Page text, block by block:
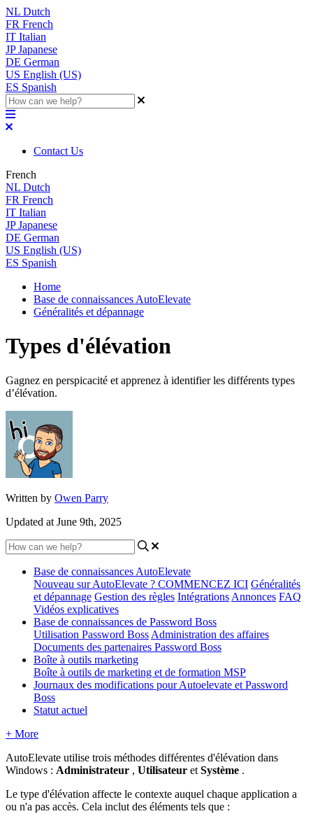
NL Dutch
FR French
IT Italian
JP Japanese
DE German
US English (US)
ES Spanish
Contact Us
French
NL Dutch
FR French
IT Italian
JP Japanese
DE German
US English (US)
ES Spanish
Home
Base de connaissances AutoElevate
Généralités et dépannage
Types d'élévation
Gagnez en perspicacité et apprenez à identifier les différents types
d’élévation.
Written by Owen Parry
Updated at June 9th, 2025
Base de connaissances AutoElevate
Nouveau sur AutoElevate ? COMMENCEZ ICI Généralités
et dépannage Gestion des règles Intégrations Annonces FAQ
Vidéos explicatives
Base de connaissances de Password Boss
Utilisation Password Boss Administration des affaires
Documents des partenaires Password Boss
Boîte à outils marketing
Boîte à outils de marketing et de formation MSP
Journaux des modifications pour Autoelevate et Password
Boss
Statut actuel
+ More
AutoElevate utilise trois méthodes différentes d'élévation dans
Windows : Administrateur , Utilisateur et Système .
Le type d'élévation affecte le contexte auquel chaque application a
ou n'a pas accès. Cela inclut des éléments tels que :